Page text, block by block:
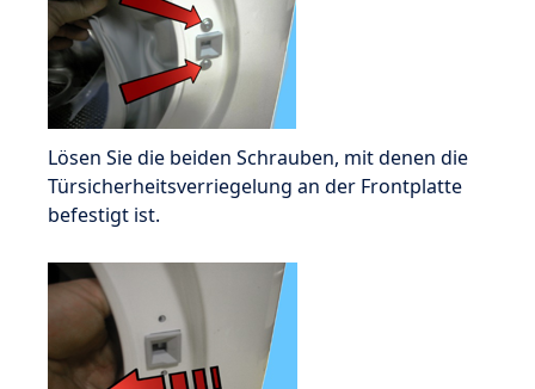
Lösen Sie die beiden Schrauben, mit denen die
Türsicherheitsverriegelung an der Frontplatte
befestigt ist.